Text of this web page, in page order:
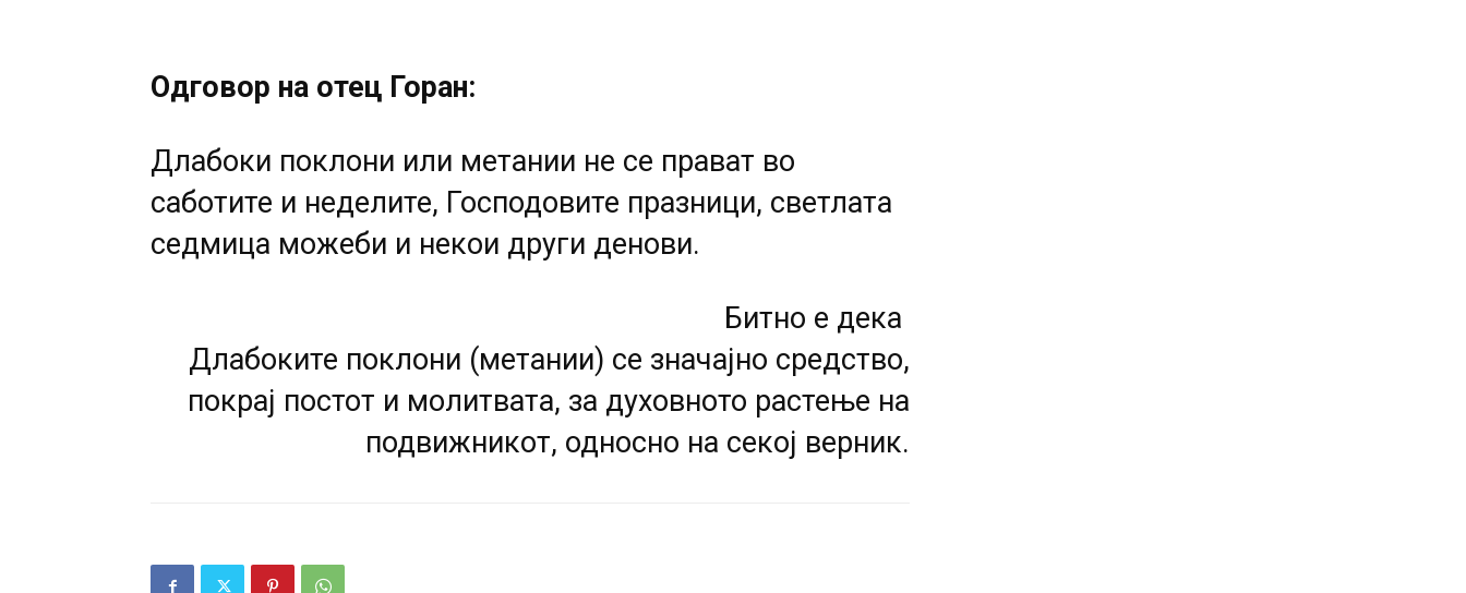
Одговор на отец Горан:
Длабоки поклони или метании не се прават во
саботите и неделите, Господовите празници, светлата
седмица можеби и некои други денови.
Битно е дека
Длабоките поклони (метании) се значајно средство,
покрај постот и молитвата, за духовното растење на
подвижникот, односно на секој верник.